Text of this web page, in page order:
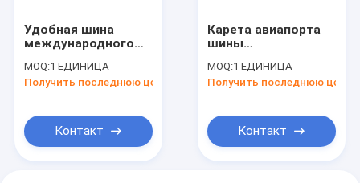
Удобная шина
международного
с автошиной
BRIDGESTONE
MOQ:1 ЕДИНИЦА
Получить последнюю цену
Контакт
Карета авиапорта
шины
аэропорта Seater
алюминиевого тела
MOQ:1 ЕДИНИЦА
Получить последнюю цену
Контакт